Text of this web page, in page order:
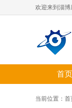
欢迎来到淄博
首页
当前位置： 首